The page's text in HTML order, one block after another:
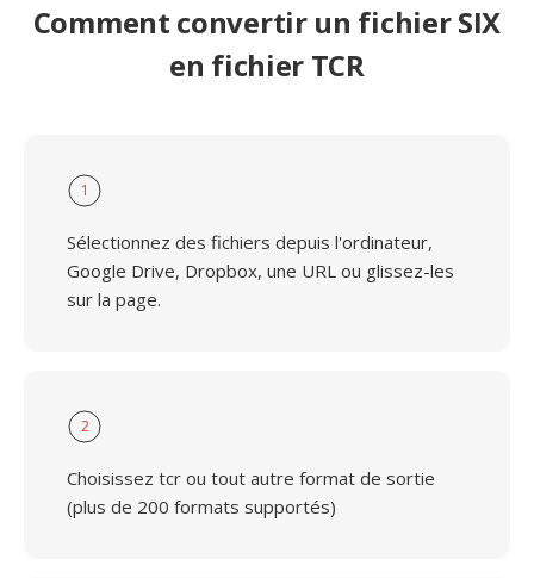
Comment convertir un fichier SIX
en fichier TCR
1
Sélectionnez des fichiers depuis l'ordinateur,
Google Drive, Dropbox, une URL ou glissez-les
sur la page.
2
Choisissez tcr ou tout autre format de sortie
(plus de 200 formats supportés)